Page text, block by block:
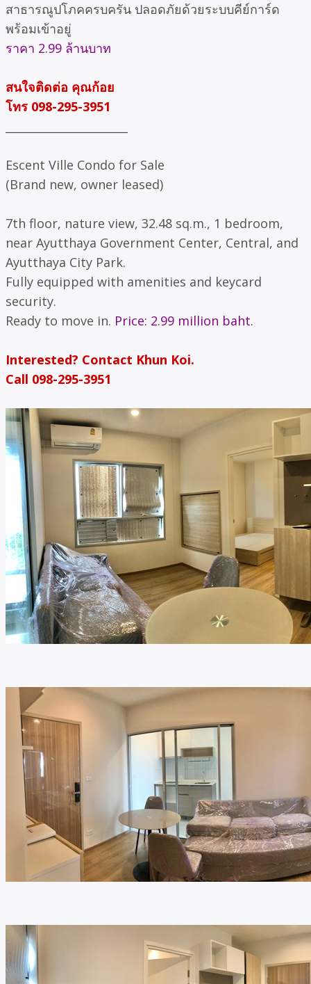
สาธารณูปโภคครบครัน ปลอดภัยด้วยระบบคีย์การ์ด
พร้อมเข้าอยู่
ราคา 2.99 ล้านบาท
สนใจติดต่อ คุณก้อย
โทร 098-295-3951
Escent Ville Condo for Sale
(Brand new, owner leased)
7th floor, nature view, 32.48 sq.m., 1 bedroom,
near Ayutthaya Government Center, Central, and
Ayutthaya City Park.
Fully equipped with amenities and keycard
security.
Ready to move in. Price: 2.99 million baht.
Interested? Contact Khun Koi.
Call 098-295-3951